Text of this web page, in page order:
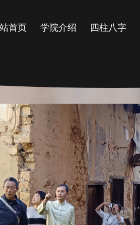
首页 学院介绍 四柱八字